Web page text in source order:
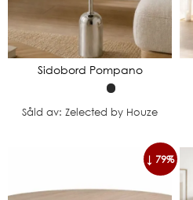
Sidobord Pompano
Såld av: Zelected by Houze
↓ 79%